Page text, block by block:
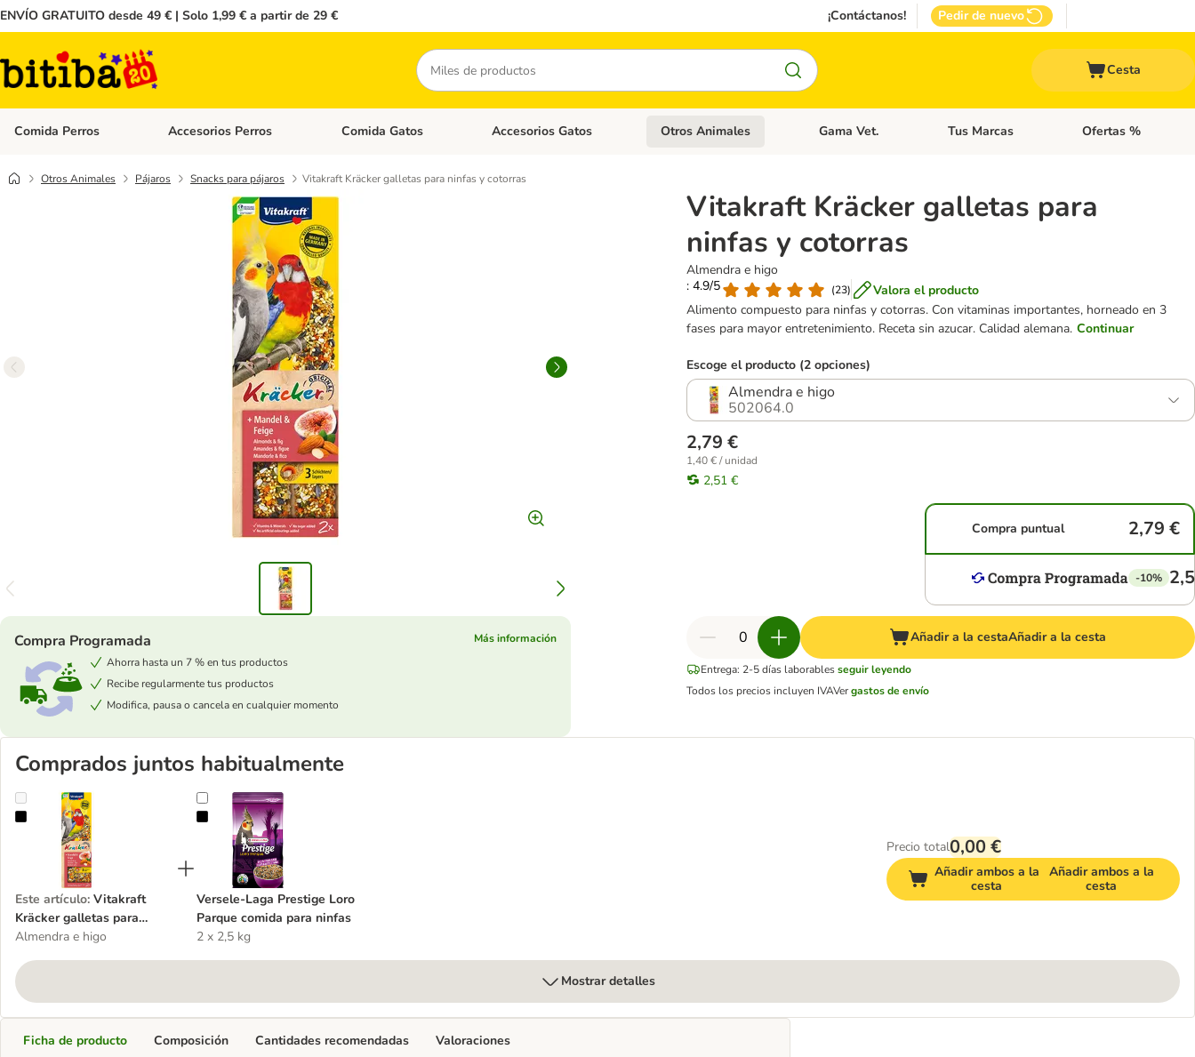
ENVÍO GRATUITO desde 49 € | Solo 1,99 € a partir de 29 € ¡Contáctanos! Pedir de nuevo
Buscar
Cesta
Comida Perros Menú de categoria abierto: Comida Perros
Accesorios Perros Menú de categoria abierto: Accesorios Perros
Comida Gatos Menú de categoria abierto: Comida Gatos
Accesorios Gatos Menú de categoria abierto: Accesorios Gatos
Otros Animales Menú de categoria abierto: Otros Animales
Gama Vet. Menú de categoria abierto: Gama Vet.
Tus Marcas Menú de categoria
Ofertas %
Otros Animales Pájaros Snacks para pájaros Vitakraft Kräcker galletas para ninfas y cotorras
Vitakraft Kräcker galletas para
ninfas y cotorras
Almendra e higo
: 4.9/5
(23)
Valora el producto
Alimento compuesto para ninfas y cotorras. Con vitaminas importantes, horneado en 3
fases para mayor entretenimiento. Receta sin azucar. Calidad alemana. Continuar
Compra Programada
Más información
Ahorra hasta un 7 % en tus productos
Recibe regularmente tus productos
Modifica, pausa o cancela en cualquier momento
Escoge el producto (2 opciones)
Almendra e higo
502064.0
2,79 €
1,40 € / unidad
2,51 €
Compra puntual 2,79 €
-10%
Añadir a la cestaAñadir a la cesta
Entrega: 2-5 días laborables seguir leyendo
Todos los precios incluyen IVAVergastos de envío
Comprados juntos habitualmente
Vitakraft Kräcker galletas para ninfas y cotorras
Este artículo: Vitakraft
Kräcker galletas para
ninfas y cotorras
Almendra e higo
Versele-Laga Prestige Loro Parque comida para ninfas
Versele-Laga Prestige Loro
Parque comida para ninfas
2 x 2,5 kg
Precio total0,00 €
Añadir ambos a la
cesta
Añadir ambos a la
cesta
Mostrar detalles
Ficha de producto Composición Cantidades recomendadas Valoraciones